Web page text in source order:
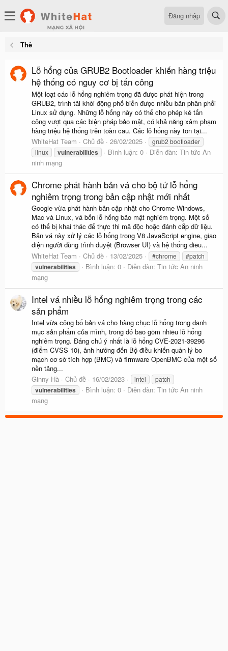
Đăng nhập
Thẻ
Lỗ hổng của GRUB2 Bootloader khiến hàng triệu
hệ thống có nguy cơ bị tấn công
Một loạt các lỗ hổng nghiêm trọng đã được phát hiện trong
GRUB2, trình tải khởi động phổ biến được nhiều bản phân phối
Linux sử dụng. Những lỗ hổng này có thể cho phép kẻ tấn
công vượt qua các biện pháp bảo mật, có khả năng xâm phạm
hàng triệu hệ thống trên toàn cầu. Các lỗ hổng này tồn tại...
WhiteHat Team
Chủ đề 26/02/2025
grub2 bootloader
linux
vulnerabilities Bình luận: 0 Diễn đàn: Tin tức An
ninh mạng
Chrome phát hành bản vá cho bộ tứ lỗ hổng
nghiêm trọng trong bản cập nhật mới nhất
Google vừa phát hành bản cập nhật cho Chrome Windows,
Mac và Linux, vá bốn lỗ hổng bảo mật nghiêm trọng. Một số
có thể bị khai thác để thực thi mã độc hoặc đánh cắp dữ liệu.
Bản vá này xử lý các lỗ hổng trong V8 JavaScript engine, giao
diện người dùng trình duyệt (Browser UI) và hệ thống điều...
WhiteHat Team
Chủ đề 13/02/2025 #chrome #patch
vulnerabilities Bình luận: 0 Diễn đàn: Tin tức An ninh
mạng
Intel vá nhiều lỗ hổng nghiêm trọng trong các
sản phẩm
Intel vừa công bố bản vá cho hàng chục lỗ hổng trong danh
mục sản phẩm của mình, trong đó bao gồm nhiều lỗ hổng
nghiêm trọng. Đáng chú ý nhất là lỗ hổng CVE-2021-39296
(điểm CVSS 10), ảnh hưởng đến Bộ điều khiển quản lý bo
mạch cơ sở tích hợp (BMC) và firmware OpenBMC của một số
nền tảng...
Ginny Hà
Chủ đề 16/02/2023 intel patch
vulnerabilities Bình luận: 0 Diễn đàn: Tin tức An ninh
mạng